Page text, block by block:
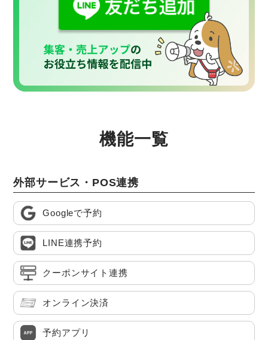
機能一覧
外部サービス・POS連携
Googleで予約
LINE連携予約
クーポンサイト連携
オンライン決済
予約アプリ